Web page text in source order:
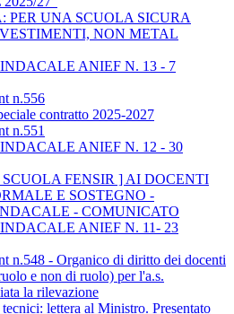
PER UNA SCUOLA SICURA
NON METAL
ANIEF N. 13 - 7
n.556
contratto 2025-2027
n.551
ANIEF N. 12 - 30
FENSIR ] AI DOCENTI
E SOSTEGNO -
- COMUNICATO
ANIEF N. 11- 23
n.548 - Organico di diritto dei docenti
e non di ruolo) per l'a.s.
la rilevazione
lettera al Ministro. Presentato